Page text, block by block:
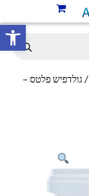
פתח
/ גולדפיש פלטס –